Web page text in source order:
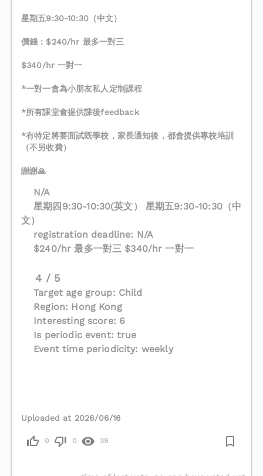
星期五9:30-10:30（中文）
價錢：$240/hr 最多一對三
$340/hr 一對一
*一對一會為小朋友私人定制課程
*所有課堂會提供課後feedback
*有特定將要面試既學校，家長通知後，都會提供專校培訓
（不另收費）
謝謝🙏
N/A
星期四9:30-10:30(英文） 星期五9:30-10:30（中
文）
registration deadline: N/A
$240/hr 最多一對三 $340/hr 一對一
4 / 5
Target age group: Child
Region: Hong Kong
Interesting score: 6
Is periodic event: true
Event time periodicity: weekly
Uploaded at 2026/06/16
0 0 39